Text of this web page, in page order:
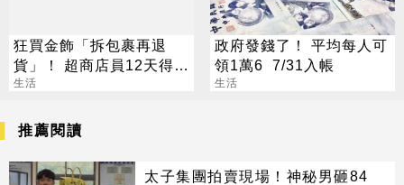
狂買金飾「拆包裹再退
貨」！ 超商店員12天得手
39萬 下場出爐
生活
政府發錢了！ 平均每人可
領1萬6 7/31入帳
生活
推薦閱讀
太子集團拍賣現場！神秘男砸84